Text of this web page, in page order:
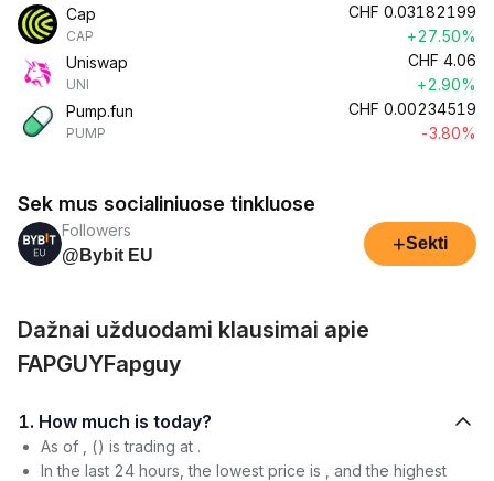
Cap
CAP
CHF 0.03182199
+27.50%
Uniswap
UNI
CHF 4.06
+2.90%
Pump.fun
PUMP
CHF 0.00234519
-3.80%
Sek mus socialiniuose tinkluose
Followers
@Bybit EU
+Sekti
Dažnai užduodami klausimai apie
FAPGUYFapguy
1. How much is today?
As of , () is trading at .
In the last 24 hours, the lowest price is , and the highest